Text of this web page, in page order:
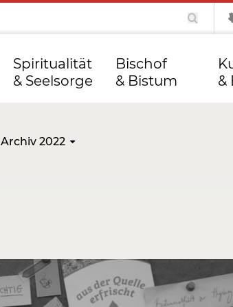
Tag des Herrn
Spiritualität
& Seelsorge
Bischof
& Bistum
&
Archiv 2022